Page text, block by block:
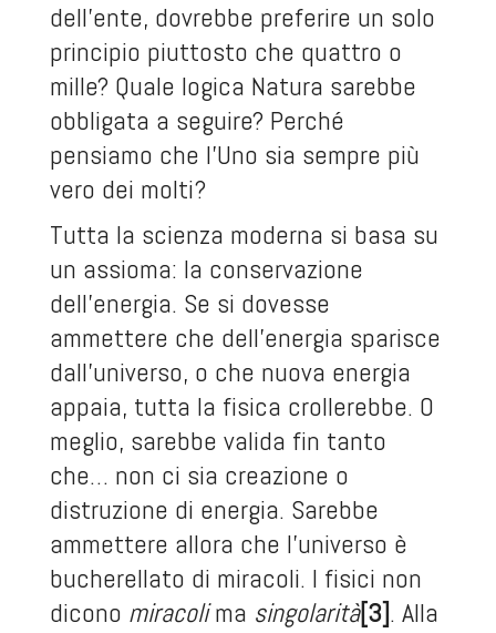
dell’ente, dovrebbe preferire un solo
principio piuttosto che quattro o
mille? Quale logica Natura sarebbe
obbligata a seguire? Perché
pensiamo che l’Uno sia sempre più
vero dei molti?
Tutta la scienza moderna si basa su
un assioma: la conservazione
dell’energia. Se si dovesse
ammettere che dell’energia sparisce
dall’universo, o che nuova energia
appaia, tutta la fisica crollerebbe. O
meglio, sarebbe valida fin tanto
che… non ci sia creazione o
distruzione di energia. Sarebbe
ammettere allora che l’universo è
bucherellato di miracoli. I fisici non
dicono miracolima singolarità[3]. Alla